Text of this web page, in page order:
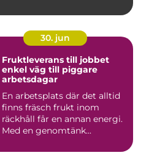
30. jun
Fruktleverans till jobbet
enkel väg till piggare
arbetsdagar
En arbetsplats där det alltid
finns fräsch frukt inom
räckhåll får en annan energi.
Med en genomtänk...